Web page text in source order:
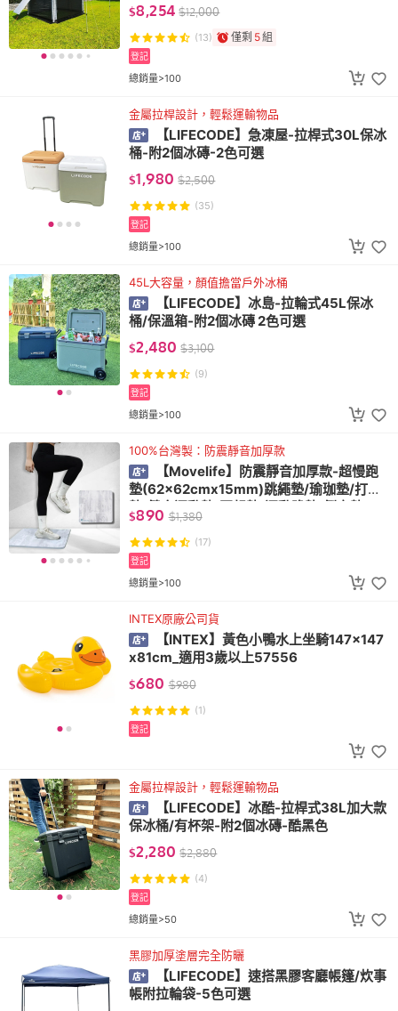
$8,254 $12,000
(13) 僅剩 5組
總銷量>100
登記
金屬拉桿設計，輕鬆運輸物品
【LIFECODE】急凍屋-拉桿式30L保冰
桶-附2個冰磚-2色可選
$1,980 $2,500
(35)
總銷量>100
登記
45L大容量，顏值擔當戶外冰桶
【LIFECODE】冰島-拉輪式45L保冰
桶/保溫箱-附2個冰磚 2色可選
$2,480 $3,100
(9)
總銷量>100
登記
100%台灣製：防震靜音加厚款
【Movelife】防震靜音加厚款-超慢跑
墊(62x62cmx15mm)跳繩墊/瑜珈墊/打坐
墊/健身運動墊/冥想墊/運動跪墊/倒立墊
$890 $1,380
(17)
總銷量>100
登記
INTEX原廠公司貨
【INTEX】黃色小鴨水上坐騎147x147
x81cm_適用3歲以上57556
$680 $980
(1)
登記
金屬拉桿設計，輕鬆運輸物品
【LIFECODE】冰酷-拉桿式38L加大款
保冰桶/有杯架-附2個冰磚-酷黑色
$2,280 $2,880
(4)
總銷量>50
登記
黑膠加厚塗層完全防曬
【LIFECODE】速搭黑膠客廳帳篷/炊事
帳附拉輪袋-5色可選